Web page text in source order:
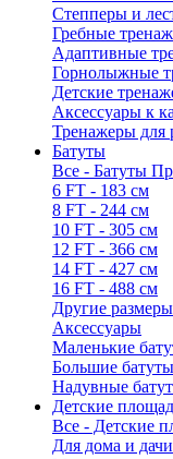
Степперы и
Гребные
Адаптивные
Горнолыжные
Детские
Аксессуары к
Тренажеры для
Батуты
Все - Батуты
6 FT - 183 см
8 FT - 244 см
10 FT - 305 см
12 FT - 366 см
14 FT - 427 см
16 FT - 488 см
Другие размеры
Аксессуары
Маленькие
Большие батуты
Надувные
Детские
Все - Детские
Для дома и дачи